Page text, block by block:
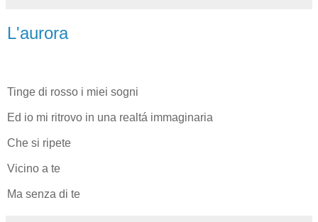
L'aurora
Tinge di rosso i miei sogni
Ed io mi ritrovo in una realtá immaginaria
Che si ripete
Vicino a te
Ma senza di te